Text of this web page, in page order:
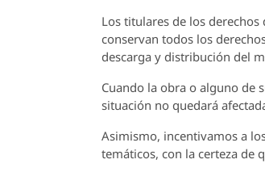
Los titulares de los
conservan todos los
descarga y distribución del
Cuando la obra o alguno de
situación no quedará
Asimismo, incentivamos a
temáticos, con la certeza de